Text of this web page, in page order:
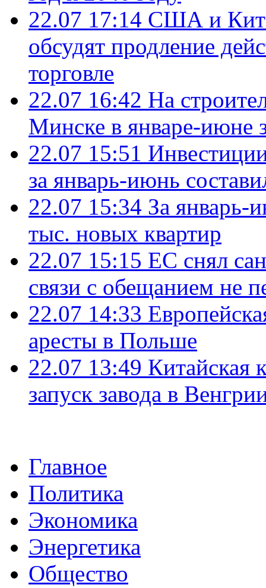
22.07 17:14 США и
обсудят продление
торговле
22.07 16:42 На
Минске в январе-июне
22.07 15:51
за январь-июнь
22.07 15:34 За январь-
тыс. новых квартир
22.07 15:15 ЕС снял
связи с обещанием не
22.07 14:33
аресты в Польше
22.07 13:49 Китайская
запуск завода в
Главное
Политика
Экономика
Энергетика
Общество